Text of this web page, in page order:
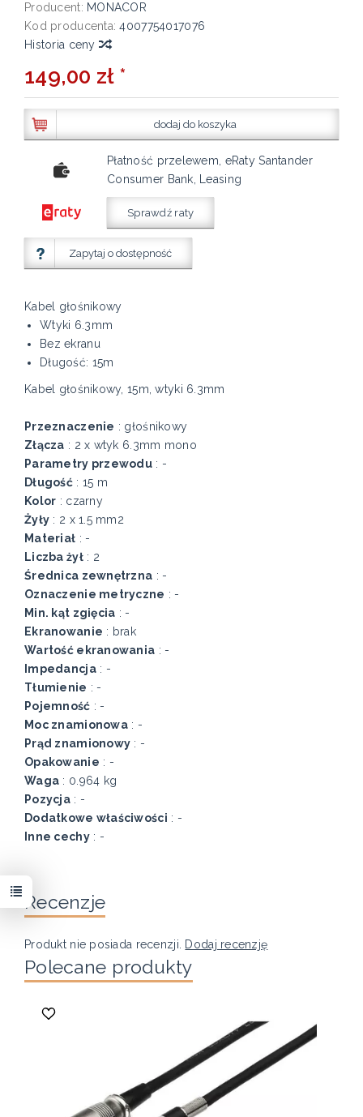
Producent: MONACOR
Kod producenta: 4007754017076
Historia ceny
149,00 zł *
dodaj do koszyka
Płatność przelewem, eRaty Santander
Consumer Bank, Leasing
Sprawdź raty
Zapytaj o dostępność
Kabel głośnikowy
Wtyki 6.3mm
Bez ekranu
Długość: 15m
Kabel głośnikowy, 15m, wtyki 6.3mm
Przeznaczenie : głośnikowy
Złącza : 2 x wtyk 6.3mm mono
Parametry przewodu : -
Długość: 15 m
Kolor : czarny
Żyły : 2 x 1.5 mm2
Materiał : -
Liczba żył: 2
Średnica zewnętrzna : -
Oznaczenie metryczne : -
Min. kąt zgięcia : -
Ekranowanie : brak
Wartość ekranowania : -
Impedancja: -
Tłumienie : -
Pojemność : -
Moc znamionowa: -
Prąd znamionowy : -
Opakowanie : -
Waga : 0.964 kg
Pozycja: -
Dodatkowe właściwości : -
Inne cechy: -
Recenzje
Produkt nie posiada recenzji. Dodaj recenzję
Polecane produkty